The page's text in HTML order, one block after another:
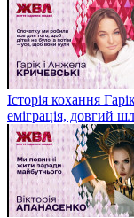
Історія кохання
еміграція, довгий